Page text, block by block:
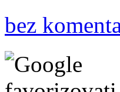
bez